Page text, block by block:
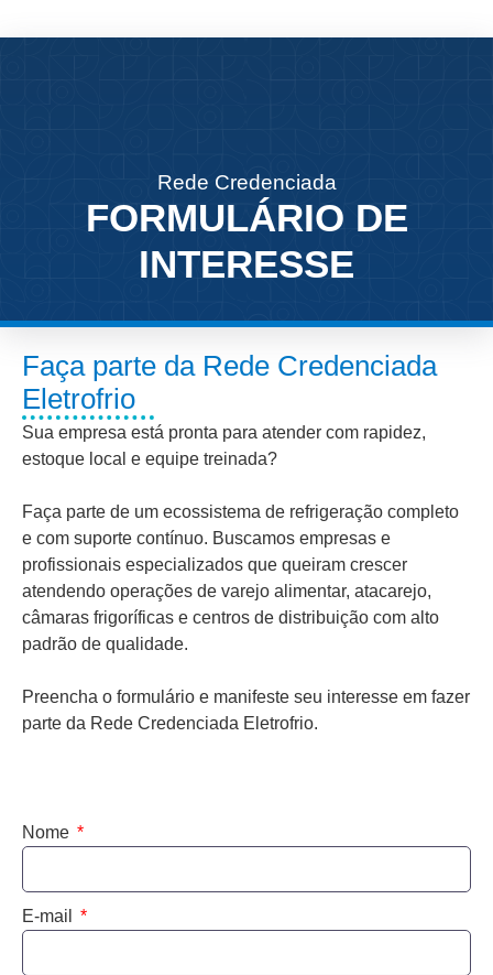
Rede Credenciada
FORMULÁRIO DE
INTERESSE
Faça parte da Rede Credenciada
Eletrofrio
Sua empresa está pronta para atender com rapidez,
estoque local e equipe treinada?
Faça parte de um ecossistema de refrigeração completo
e com suporte contínuo. Buscamos empresas e
profissionais especializados que queiram crescer
atendendo operações de varejo alimentar, atacarejo,
câmaras frigoríficas e centros de distribuição com alto
padrão de qualidade.
Preencha o formulário e manifeste seu interesse em fazer
parte da Rede Credenciada Eletrofrio.
Nome
E-mail